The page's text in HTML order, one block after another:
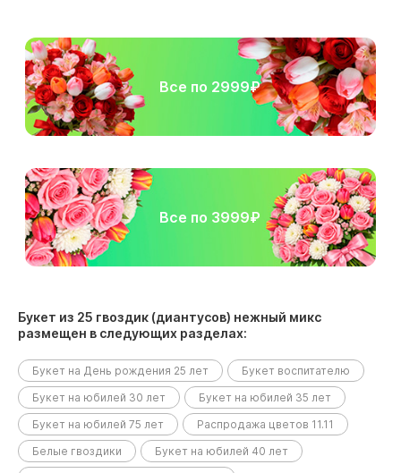
Все по 2999₽
Все по 3999₽
Букет из 25 гвоздик (диантусов) нежный микс
размещен в следующих разделах:
Букет на День рождения 25 лет
Букет воспитателю
Букет на юбилей 30 лет
Букет на юбилей 35 лет
Букет на юбилей 75 лет
Распродажа цветов 11.11
Белые гвоздики
Букет на юбилей 40 лет